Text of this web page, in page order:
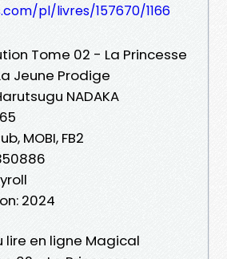
pl/livres/157670/1166
Tome 02 - La Princesse
Jeune Prodige
NADAKA
MOBI, FB2
2024
lire en ligne Magical